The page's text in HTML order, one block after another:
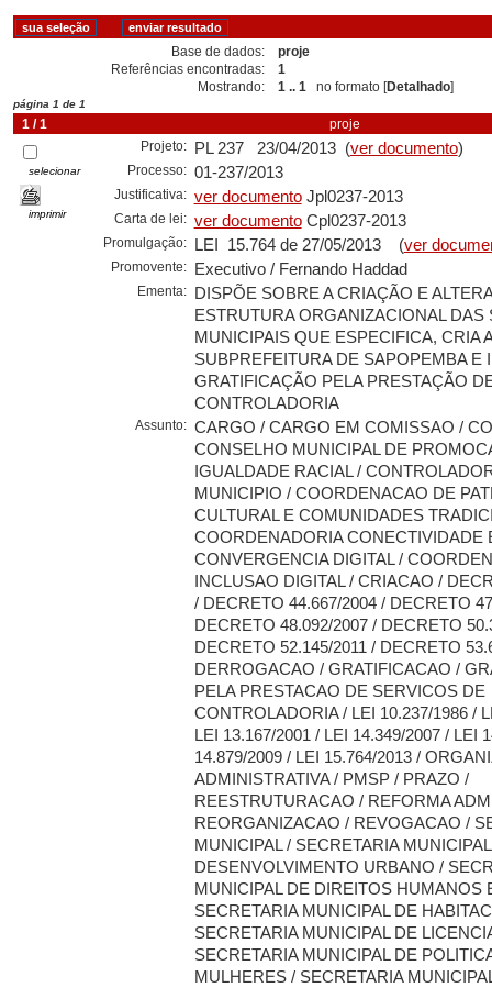
Base de dados:
proje
Referências encontradas:
1
Mostrando:
1 .. 1 no formato [Detalhado]
página 1 de 1
1 / 1 proje
selecionar
imprimir
Projeto: PL 237 23/04/2013 (ver documento)
Processo: 01-237/2013
Justificativa: ver documentoJpl0237-2013
Carta de lei: ver documentoCpl0237-2013
Promulgação: LEI 15.764 de 27/05/2013 (ver
Promovente: Executivo / Fernando Haddad
Ementa:
DISPÕE SOBRE A CRIAÇÃO E
ESTRUTURA ORGANIZACIONAL DAS
MUNICIPAIS QUE ESPECIFICA, CRIA A
SUBPREFEITURA DE SAPOPEMBA E
GRATIFICAÇÃO PELA PRESTAÇÃO
CONTROLADORIA
Assunto: CARGO / CARGO EM COMISSAO /
CONSELHO MUNICIPAL DE
IGUALDADE RACIAL /
MUNICIPIO / COORDENACAO DE
CULTURAL E COMUNIDADES
COORDENADORIA CONECTIVIDADE
CONVERGENCIA DIGITAL /
INCLUSAO DIGITAL / CRIACAO /
/ DECRETO 44.667/2004 / DECRETO
DECRETO 48.092/2007 / DECRETO
DECRETO 52.145/2011 / DECRETO
DERROGACAO / GRATIFICACAO /
PELA PRESTACAO DE SERVICOS DE
CONTROLADORIA / LEI 10.237/1986 /
LEI 13.167/2001 / LEI 14.349/2007 / LEI
14.879/2009 / LEI 15.764/2013 /
ADMINISTRATIVA / PMSP / PRAZO /
REESTRUTURACAO / REFORMA
REORGANIZACAO / REVOGACAO /
MUNICIPAL / SECRETARIA
DESENVOLVIMENTO URBANO /
MUNICIPAL DE DIREITOS HUMANOS
SECRETARIA MUNICIPAL DE
SECRETARIA MUNICIPAL DE
SECRETARIA MUNICIPAL DE
MULHERES / SECRETARIA